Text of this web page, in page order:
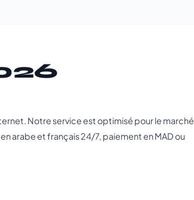
Notre service est optimisé pour le marché
arabe et français 24/7, paiement en MAD ou